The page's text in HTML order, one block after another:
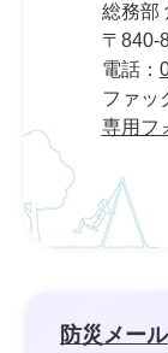
総務部
〒840-
電話：
ファッ
専用フ
防災メール